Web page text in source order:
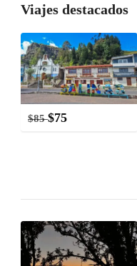
Viajes destacados
$85 $75